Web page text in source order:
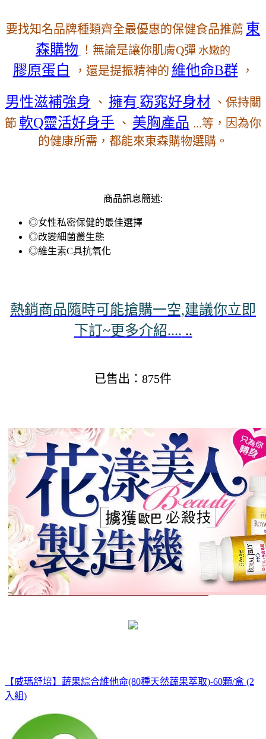
要找知名品牌種類齊全最優惠的保健食品推薦 東
森購物 ！無論是讓你肌膚Q彈 水嫩的
膠原蛋白 ，還是提振精神的 維他命B群 ，
男性滋補強身 、 擁有 窈窕好身材 、保持關
節 軟Q靈活好身手 、 美胸產品 ...等，因為你
的健康所需，都能來東森購物選購。
商品訊息簡述:
◎女性私密保健的最佳選擇
◎改變細菌叢生態
◎維生素C具抗氧化
熱銷商品隨時可能搶購一空,建議你立即
下訂~更多介紹.... ..
已售出：875件
【威瑪舒培】蔬果綜合維他命(80種天然蔬果萃取)-60顆/盒 (2
入組)